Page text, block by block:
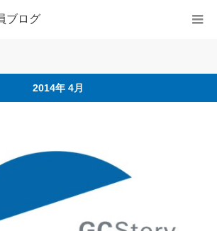
ブログ
2014年 4月